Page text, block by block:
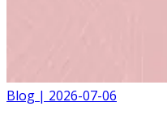
Blog | 2026-07-06